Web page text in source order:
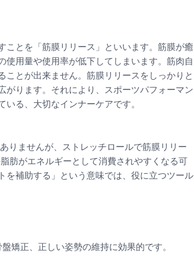
ことを「筋膜リリース」といいます。筋膜が癒
使用量や使用率が低下してしまいます。筋肉自
とが出来ません。筋膜リリースをしっかりと
がります。それにより、スポーツパフォーマン
る、大切なインナーケアです。
りませんが、ストレッチロールで筋膜リリー
肪がエネルギーとして消費されやすくなる可
を補助する」という意味では、役に立つツール
矯正、正しい姿勢の維持に効果的です。